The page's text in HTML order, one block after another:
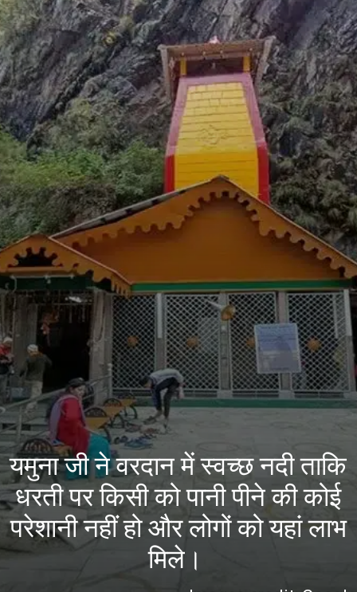
यमुना जी ने वरदान में स्वच्छ नदी ताकि
धरती पर किसी को पानी पीने की कोई
परेशानी नहीं हो और लोगों को यहां लाभ
मिले।